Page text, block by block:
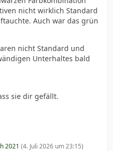
nicht wirklich Standard
Auch war das grün
nicht Standard und
Unterhaltes bald
sie dir gefällt.
2021 (4. Juli 2026 um 23:15)